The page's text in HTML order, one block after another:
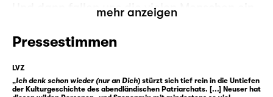
Und dann fallen uns die vielen Menschen ein,
die diese Beziehungen vor uns geführt haben
oder es bis heute tun: John Lennon und Yoko
Ono zum Beispiel oder Elizabeth Bennet und
Mr. Darcy oder Angela Merkel und Joachim
Sauer oder Caesar und Kleopatra oder —
mehr anzeigen
Pressestimmen
LVZ
„Ich denk schon wieder (nur an Dich) stürzt sich tief rein in die Untiefen
der Kulturgeschichte des abendländischen Patriarchats. [...] Neuser hat